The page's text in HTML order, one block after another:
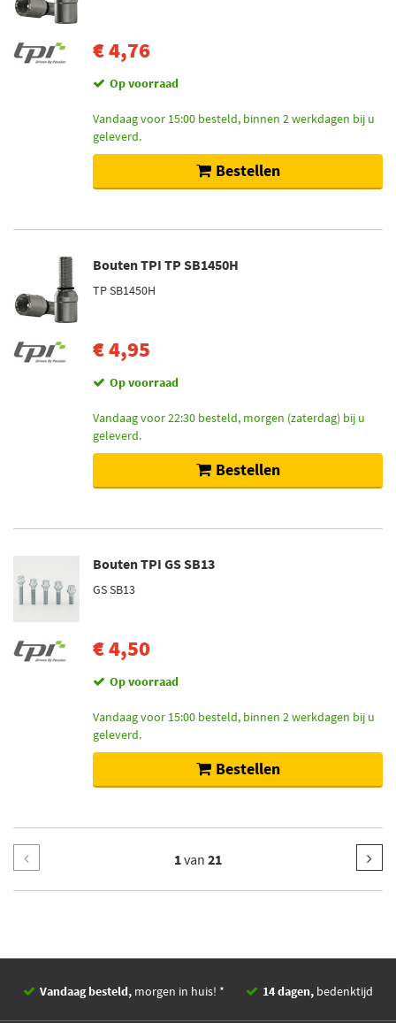
€ 4,76
Op voorraad
Vandaag voor 15:00 besteld, binnen 2 werkdagen bij u
geleverd.
Bestellen
Bouten TPI TP SB1450H
TP SB1450H
€ 4,95
Op voorraad
Vandaag voor 22:30 besteld, morgen (zaterdag) bij u
geleverd.
Bestellen
Bouten TPI GS SB13
GS SB13
€ 4,50
Op voorraad
Vandaag voor 15:00 besteld, binnen 2 werkdagen bij u
geleverd.
Bestellen
1van 21
Vandaag besteld, morgen in huis! * 14 dagen, bedenktijd